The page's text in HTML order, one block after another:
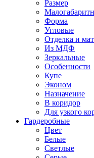
Размер
Форма
Угловые
Отделка и
Из МДФ
Зеркальные
Особенности
Купе
Эконом
Назначение
В коридор
Для узкого
Гардеробные
Цвет
Белые
Светлые